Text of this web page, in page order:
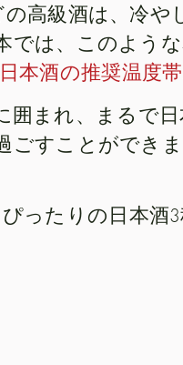
高級酒は、冷や
では、このよう
日本酒の推奨温度帯
囲まれ、まるで日
ごすことができま
ったりの日本酒